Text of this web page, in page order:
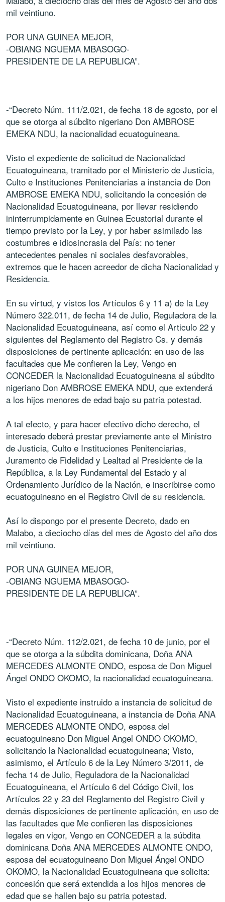
mil veintiuno.
POR UNA GUINEA MEJOR,
-OBIANG NGUEMA MBASOGO-
PRESIDENTE DE LA REPUBLICA”.
-“Decreto Núm. 111/2.021, de fecha 18 de agosto, por el
que se otorga al súbdito nigeriano Don AMBROSE
EMEKA NDU, la nacionalidad ecuatoguineana.
Visto el expediente de solicitud de Nacionalidad
Ecuatoguineana, tramitado por el Ministerio de Justicia,
Culto e Instituciones Penitenciarias a instancia de Don
AMBROSE EMEKA NDU, solicitando la concesión de
Nacionalidad Ecuatoguineana, por llevar residiendo
ininterrumpidamente en Guinea Ecuatorial durante el
tiempo previsto por la Ley, y por haber asimilado las
costumbres e idiosincrasia del País: no tener
antecedentes penales ni sociales desfavorables,
extremos que le hacen acreedor de dicha Nacionalidad y
Residencia.
En su virtud, y vistos los Artículos 6 y 11 a) de la Ley
Número 322.011, de fecha 14 de Julio, Reguladora de la
Nacionalidad Ecuatoguineana, así como el Articulo 22 y
siguientes del Reglamento del Registro Cs. y demás
disposiciones de pertinente aplicación: en uso de las
facultades que Me confieren la Ley, Vengo en
CONCEDER la Nacionalidad Ecuatoguineana al súbdito
nigeriano Don AMBROSE EMEKA NDU, que extenderá
a los hijos menores de edad bajo su patria potestad.
A tal efecto, y para hacer efectivo dicho derecho, el
interesado deberá prestar previamente ante el Ministro
de Justicia, Culto e Instituciones Penitenciarias,
Juramento de Fidelidad y Lealtad al Presidente de la
República, a la Ley Fundamental del Estado y al
Ordenamiento Jurídico de la Nación, e inscribirse como
ecuatoguineano en el Registro Civil de su residencia.
Así lo dispongo por el presente Decreto, dado en
Malabo, a dieciocho días del mes de Agosto del año dos
mil veintiuno.
POR UNA GUINEA MEJOR,
-OBIANG NGUEMA MBASOGO-
PRESIDENTE DE LA REPUBLICA”.
-“Decreto Núm. 112/2.021, de fecha 10 de junio, por el
que se otorga a la súbdita dominicana, Doña ANA
MERCEDES ALMONTE ONDO, esposa de Don Miguel
Ángel ONDO OKOMO, la nacionalidad ecuatoguineana.
Visto el expediente instruido a instancia de solicitud de
Nacionalidad Ecuatoguineana, a instancia de Doña ANA
MERCEDES ALMONTE ONDO, esposa del
ecuatoguineano Don Miguel Angel ONDO OKOMO,
solicitando la Nacionalidad ecuatoguineana; Visto,
asimismo, el Artículo 6 de la Ley Número 3/2011, de
fecha 14 de Julio, Reguladora de la Nacionalidad
Ecuatoguineana, el Artículo 6 del Código Civil, los
Artículos 22 y 23 del Reglamento del Registro Civil y
demás disposiciones de pertinente aplicación, en uso de
las facultades que Me confieren las disposiciones
legales en vigor, Vengo en CONCEDER a la súbdita
dominicana Doña ANA MERCEDES ALMONTE ONDO,
esposa del ecuatoguineano Don Miguel Ángel ONDO
OKOMO, la Nacionalidad Ecuatoguineana que solicita:
concesión que será extendida a los hijos menores de
edad que se hallen bajo su patria potestad.